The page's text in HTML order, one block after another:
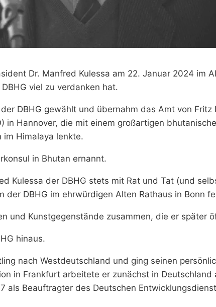
Dr. Manfred Kulessa am 22. Januar 2024 im
viel zu verdanken hat.
DBHG gewählt und übernahm das Amt von
in Hannover, die mit einem großartigen
Himalaya lenkte.
in Bhutan ernannt.
Kulessa der DBHG stets mit Rat und Tat (und
DBHG im ehrwürdigen Alten Rathaus in Bonn
und Kunstgegenstände zusammen, die er später
hinaus.
nach Westdeutschland und ging seinen
in Frankfurt arbeitete er zunächst in
als Beauftragter des Deutschen